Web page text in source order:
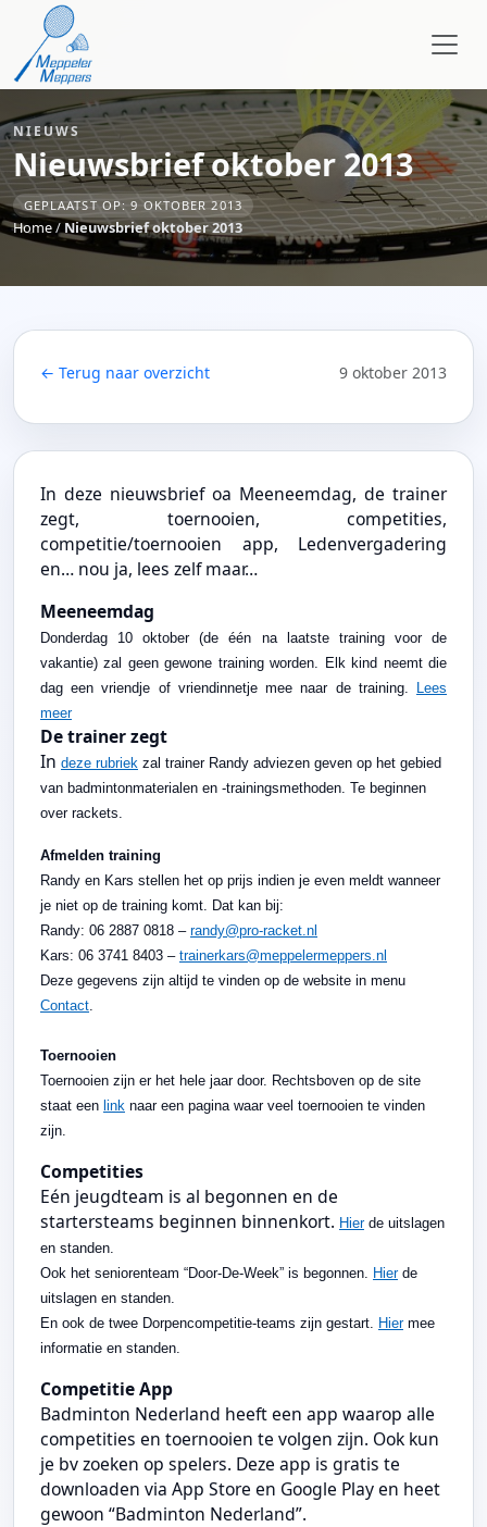
NIEUWS
Nieuwsbrief oktober 2013
GEPLAATST OP: 9 OKTOBER 2013
Home/ Nieuwsbrief oktober 2013
← Terug naar overzicht 9 oktober 2013
In deze nieuwsbrief oa Meeneemdag, de trainer
zegt, toernooien, competities,
competitie/toernooien app, Ledenvergadering
en… nou ja, lees zelf maar…
Meeneemdag
Donderdag 10 oktober (de één na laatste training voor de
vakantie) zal geen gewone training worden. Elk kind neemt die
dag een vriendje of vriendinnetje mee naar de training.
Lees
meer
De trainer zegt
In deze rubriek zal trainer Randy adviezen geven op het gebied
van badmintonmaterialen en -trainingsmethoden. Te beginnen
over rackets.
Afmelden training
Randy en Kars stellen het op prijs indien je even meldt wanneer
je niet op de training komt. Dat kan bij:
Randy: 06 2887 0818 – randy@pro-racket.nl
Kars: 06 3741 8403 – trainerkars@meppelermeppers.nl
Deze gegevens zijn altijd te vinden op de website in menu
Contact
Toernooien
Toernooien zijn er het hele jaar door. Rechtsboven op de site
staat een link naar een pagina waar veel toernooien te vinden
zijn.
Competities
Eén jeugdteam is al begonnen en de
startersteams beginnen binnenkort. Hierde uitslagen
en standen.
Ook het seniorenteam “Door-De-Week” is begonnen.
Hierde
uitslagen en standen.
En ook de twee Dorpencompetitie-teams zijn gestart.
Hiermee
informatie en standen.
Competitie App
Badminton Nederland heeft een app waarop alle
competities en toernooien te volgen zijn. Ook kun
je bv zoeken op spelers. Deze app is gratis te
downloaden via App Store en Google Play en heet
gewoon “Badminton Nederland”.